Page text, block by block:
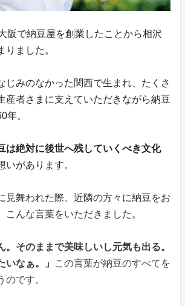
阪で納豆屋を創業したことから相沢
りました。
じみのなかった関西で生まれ、たくさ
産者さまに支えていただきながら納豆
年。
は絶対に後世へ残していくべき文化
いがあります。
見舞われた際、近隣の方々に納豆をお
こんな言葉をいただきました。
。そのままで美味しいし元気も出る。
いなぁ。」
この言葉が納豆のすべてを
のです。